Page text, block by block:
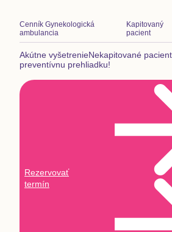
Cenník Gynekologická
ambulancia
Kapitovaný
pacient
Akútne vyšetrenieNekapitované
preventívnu prehliadku!
Rezervovať
termín